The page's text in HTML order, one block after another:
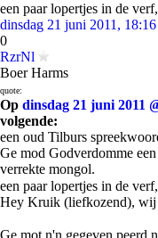
een paar lopertjes in de
dinsdag 21 juni 2011,
0
RzrNl
Boer Harms
quote:
Op dinsdag 21 juni 2011
volgende:
een oud Tilburs
Ge mod Godverdomme
verrekte mongol.
een paar lopertjes in de
Hey Kruik (liefkozend), wij
Ge mot n'n gegeven peerd